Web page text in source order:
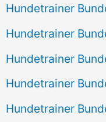
Hundetrainer
Hundetrainer
Hundetrainer
Hundetrainer
Hundetrainer